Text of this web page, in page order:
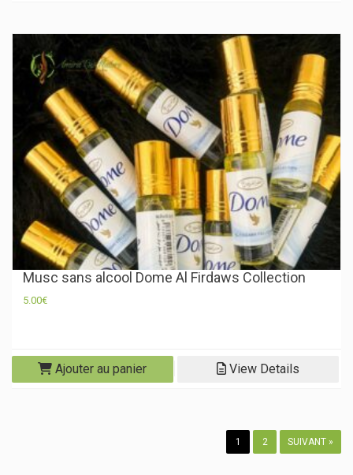
Musc sans alcool Dome Al Firdaws Collection
5.00€
Ajouter au panier View Details
1 2 SUIVANT »